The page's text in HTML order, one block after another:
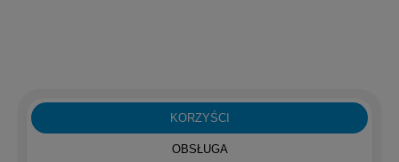
KORZYŚCI
OBSŁUGA